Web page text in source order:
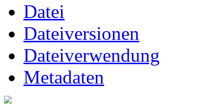
Datei
Dateiversionen
Dateiverwendung
Metadaten